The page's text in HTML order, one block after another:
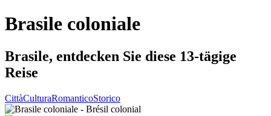
Brasile coloniale
Brasile, entdecken Sie diese 13-tägige
Reise
CittàCulturaRomanticoStorico